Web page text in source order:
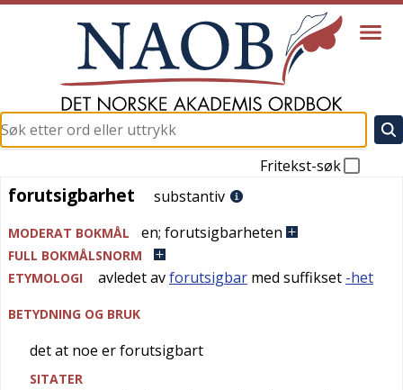
Fritekst-søk
forutsigbarhet
forutsigbarhet substantiv
MODERAT BOKMÅL en; forutsigbarheten
FULL BOKMÅLSNORM
ETYMOLOGI
avledet avforutsigbar med suffikset -het
BETYDNING OG BRUK
det at noe er forutsigbart
SITATER